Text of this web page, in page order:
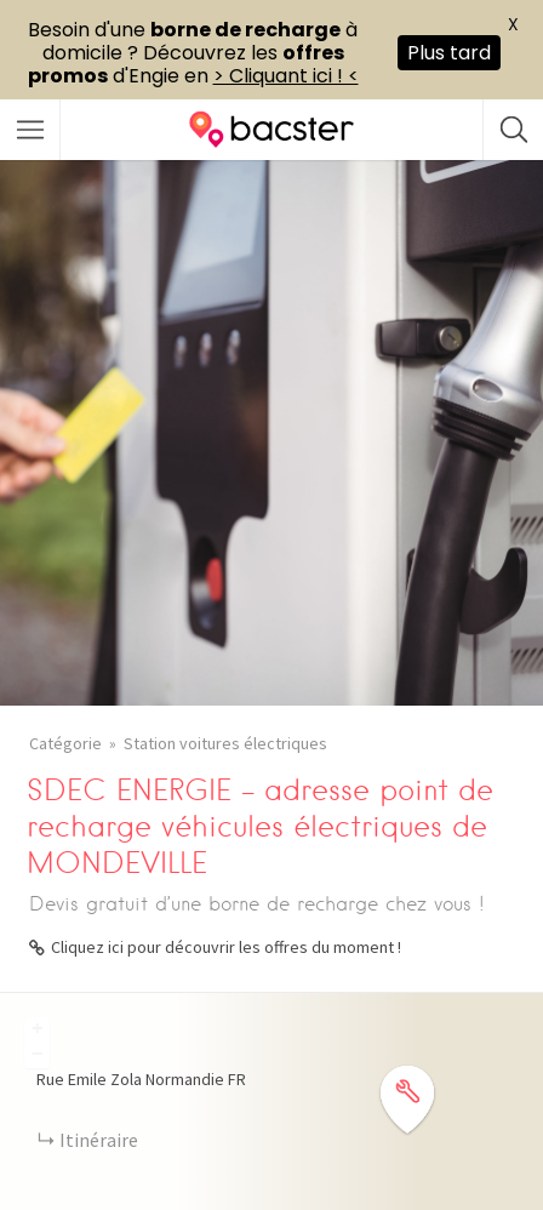
Catégorie Station voitures électriques
SDEC ENERGIE – adresse point de
recharge véhicules électriques de
MONDEVILLE
Devis gratuit d’une borne de recharge chez vous !
Cliquez ici pour découvrir les offres du moment !
Rue Emile Zola Normandie FR
Itinéraire
Besoin d'une borne de rechargeà
domicile ? Découvrez les offres
promosd'Engie en > Cliquant ici ! <
Plus tard
X